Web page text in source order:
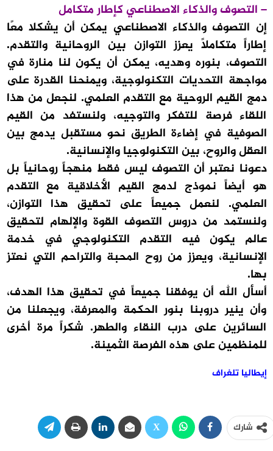
– التصوف والذكاء الاصطناعي كإطار متكامل
إن التصوف والذكاء الاصطناعي يمكن أن يشكلا معًا
إطاراً متكاملاً يعزز التوازن بين الروحانية والتقدم.
التصوف، بنوره وهديه، يمكن أن يكون لنا منارة في
مواجهة التحديات التكنولوجية، ويمنحنا القدرة على
دمج القيم الروحية مع التقدم العلمي. لنجعل من هذا
اللقاء فرصة للتفكر والتوجيه، ولنستفد من القيم
الصوفية في إضاءة الطريق نحو مستقبل يدمج بين
العقل والروح، بين التكنولوجيا والإنسانية.
دعونا نعتبر أن التصوف ليس فقط منهجاً روحانياً بل
هو أيضاً نموذج لدمج القيم الأخلاقية مع التقدم
العلمي. لنعمل جميعاً على تحقيق هذا التوازن،
ولنستمد من دروس التصوف القوة والإلهام لتحقيق
عالم يكون فيه التقدم التكنولوجي في خدمة
الإنسانية، ويعزز من روح المحبة والتراحم التي نعتز
بها.
أسأل الله أن يوفقنا جميعاً في تحقيق هذا الهدف،
وأن ينير دروبنا بنور الحكمة والمعرفة، ويجعلنا من
السائرين على درب النقاء والطهر. شكراً مرة أخرى
للمنظمين على هذه الفرصة الثمينة.
إيطاليا تلغراف
شارك